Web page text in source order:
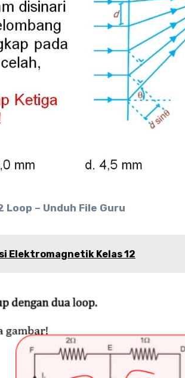
Loop – Unduh File Guru
Elektromagnetik Kelas 12